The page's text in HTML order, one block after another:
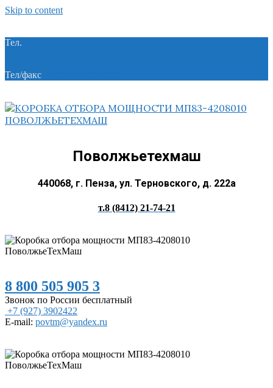
Skip to content
Тел.
Тел/факс
Поволжьетехмаш
440068, г. Пенза, ул. Терновского, д. 222а
т.8 (8412) 21-74-21
8 800 505 905 3
Звонок по России бесплатный
+7 (927) 3902422
E-mail: povtm@yandex.ru